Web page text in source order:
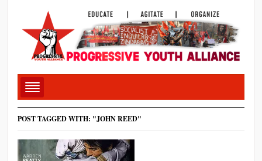
POST TAGGED WITH: "JOHN REED"